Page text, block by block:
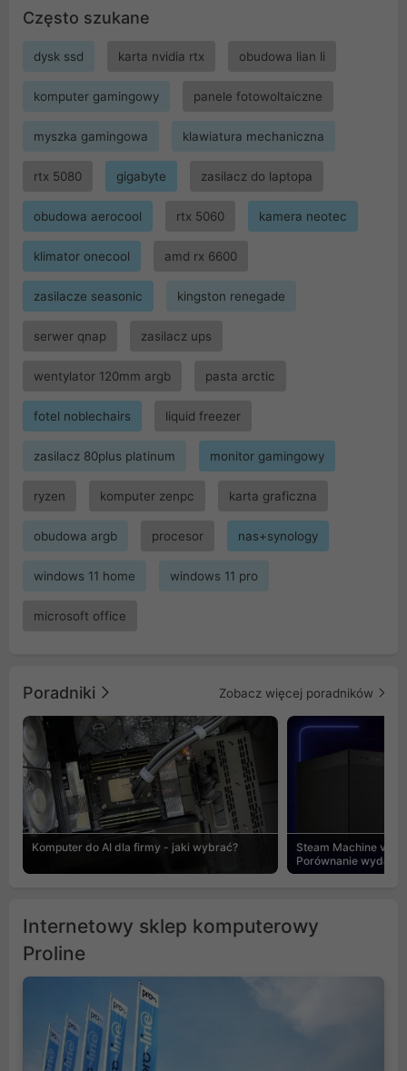
Często szukane
dysk ssd karta nvidia rtx obudowa lian li
komputer gamingowy panele fotowoltaiczne
myszka gamingowa klawiatura mechaniczna
rtx 5080 gigabyte zasilacz do laptopa
obudowa aerocool rtx 5060 kamera neotec
klimator onecool amd rx 6600
zasilacze seasonic kingston renegade
serwer qnap zasilacz ups
wentylator 120mm argb pasta arctic
fotel noblechairs liquid freezer
zasilacz 80plus platinum monitor gamingowy
ryzen komputer zenpc karta graficzna
obudowa argb procesor nas+synology
windows 11 home windows 11 pro
microsoft office
Poradniki Zobacz więcej poradników
Komputer do AI dla firmy - jaki wybrać?
Steam Machine vs
Porównanie
Internetowy sklep komputerowy
Proline